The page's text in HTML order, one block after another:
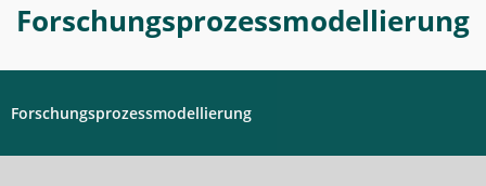
-
Forschungsprozessmodellierung
-
Digitales
Labor
Forschungsprozessmodellierung
Forschungsprozessmodellierung